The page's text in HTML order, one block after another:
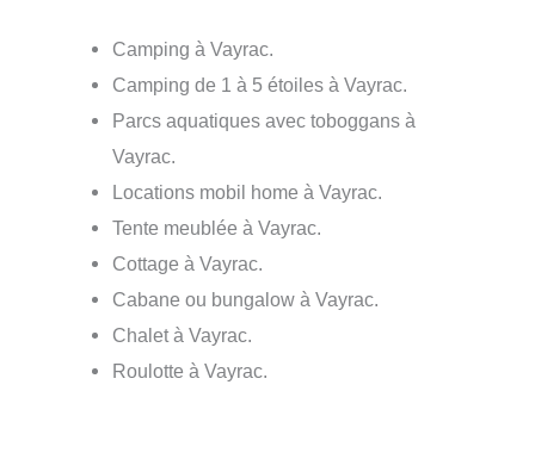
Camping à Vayrac.
Camping de 1 à 5 étoiles à Vayrac.
Parcs aquatiques avec toboggans à
Vayrac.
Locations mobil home à Vayrac.
Tente meublée à Vayrac.
Cottage à Vayrac.
Cabane ou bungalow à Vayrac.
Chalet à Vayrac.
Roulotte à Vayrac.